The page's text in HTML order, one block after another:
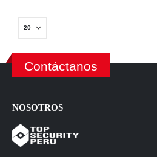
Contáctanos
NOSOTROS